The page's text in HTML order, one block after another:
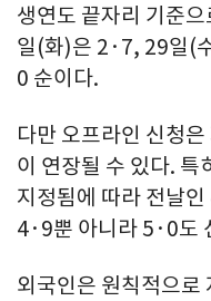
생연도 끝자리 기준
일(화)은 2·7, 29일(
0 순이다.
다만 오프라인 신청
이 연장될 수 있다. 특
지정됨에 따라 전날
4·9뿐 아니라 5·0도
외국인은 원칙적으로